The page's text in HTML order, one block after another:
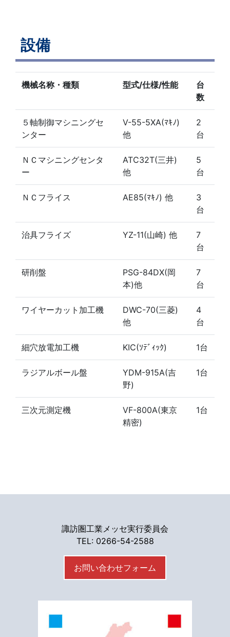
設備
機械名称・種類 型式/仕様/性能
台
数
５軸制御マシニングセ
ンター
V-55-5XA(ﾏｷﾉ)
他
2
台
ＮＣマシニングセンタ
ー
ATC32T(三井)
他
5
台
ＮＣフライス AE85(ﾏｷﾉ) 他
3
台
治具フライズ YZ-11(山崎) 他
7
台
研削盤
PSG-84DX(岡
本)他
7
台
ワイヤーカット加工機
DWC-70(三菱)
他
4
台
細穴放電加工機 KIC(ｿﾃﾞｨｯｸ) 1台
ラジアルボール盤
YDM-915A(吉
野)
1台
三次元測定機
VF-800A(東京
精密)
1台
諏訪圏工業メッセ実行委員会
TEL: 0266-54-2588
お問い合わせフォーム